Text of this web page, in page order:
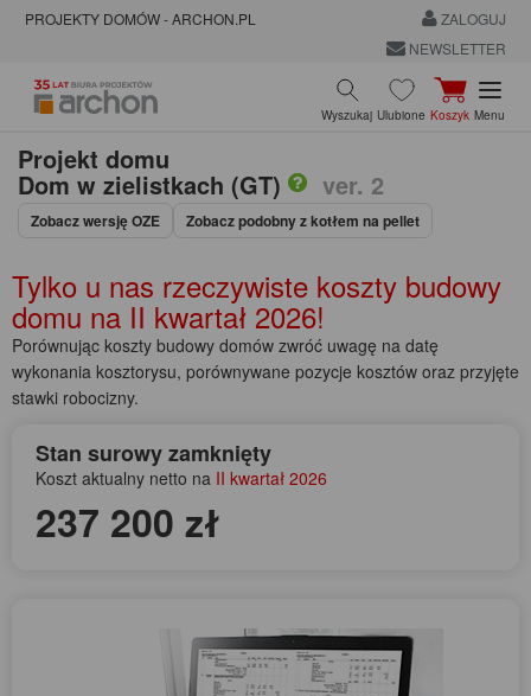
PROJEKTY DOMÓW - ARCHON.PL
ZALOGUJ
NEWSLETTER
Wyszukaj Ulubione Koszyk Menu
Projekt domu
Dom w zielistkach (GT) ver. 2
Zobacz wersję OZE Zobacz podobny z kotłem na pellet
Tylko u nas rzeczywiste koszty budowy
domu na II kwartał 2026!
Porównując koszty budowy domów zwróć uwagę na datę
wykonania kosztorysu, porównywane pozycje kosztów oraz przyjęte
stawki robocizny.
Stan surowy zamknięty
Koszt aktualny netto na II kwartał 2026
237 200 zł